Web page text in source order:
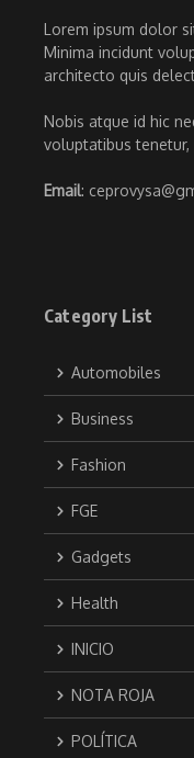
Lorem ipsum dolor
Minima incidunt
architecto quis
Nobis atque id hic
voluptatibus tenetur,
Email:
Category List
Automobiles
Business
Fashion
FGE
Gadgets
Health
INICIO
NOTA ROJA
POLÍTICA